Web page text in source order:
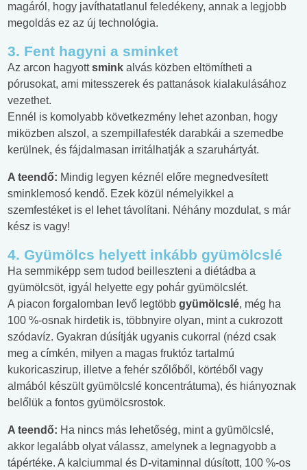
magáról, hogy javíthatatlanul feledékeny, annak a legjobb
megoldás ez az új technológia.
3. Fent hagyni a sminket
Az arcon hagyottsmink alvás közben eltömítheti a
pórusokat, ami mitesszerek és pattanások kialakulásához
vezethet.
Ennél is komolyabb következmény lehet azonban, hogy
miközben alszol, a szempillafesték darabkái a szemedbe
kerülnek, és fájdalmasan irritálhatják a szaruhártyát.
A teendő: Mindig legyen kéznél előre megnedvesített
sminklemosó kendő. Ezek közül némelyikkel a
szemfestéket is el lehet távolítani. Néhány mozdulat, s már
kész is vagy!
4. Gyümölcs helyett inkább gyümölcslé
Ha semmiképp sem tudod beilleszteni a diétádba a
gyümölcsöt, igyál helyette egy pohár gyümölcslét.
A piacon forgalomban levő legtöbb gyümölcslé, még ha
100 %-osnak hirdetik is, többnyire olyan, mint a cukrozott
szódavíz. Gyakran dúsítják ugyanis cukorral (nézd csak
meg a címkén, milyen a magas fruktóz tartalmú
kukoricaszirup, illetve a fehér szőlőből, körtéből vagy
almából készült gyümölcslé koncentrátuma), és hiányoznak
belőlük a fontos gyümölcsrostok.
A teendő: Ha nincs más lehetőség, mint a gyümölcslé,
akkor legalább olyat válassz, amelynek a legnagyobb a
tápértéke. A kalciummal és D-vitaminnal dúsított, 100 %-os